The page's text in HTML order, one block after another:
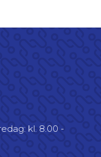
kl. 8.00 -